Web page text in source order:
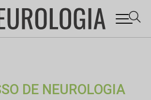
DE NEUROLOGIA